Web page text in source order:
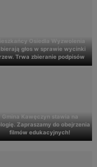
Wyzwolenia
sprawie wycinki
podpisów
stawia na
do obejrzenia